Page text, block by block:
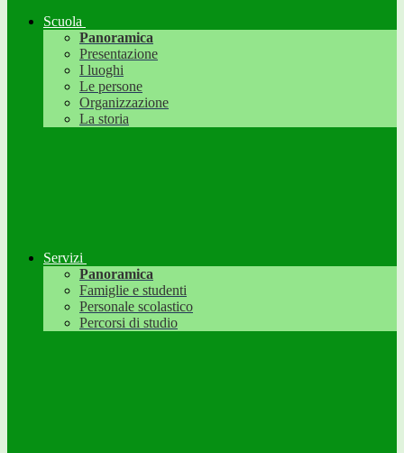
Scuola
Panoramica
Presentazione
I luoghi
Le persone
Organizzazione
La storia
Servizi
Panoramica
Famiglie e studenti
Personale scolastico
Percorsi di studio